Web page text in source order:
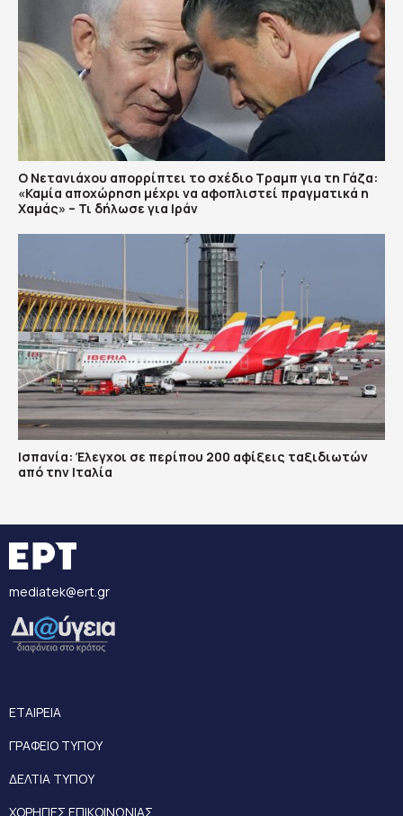
Ο Νετανιάχου απορρίπτει το σχέδιο Τραμπ για τη Γάζα:
«Καμία αποχώρηση μέχρι να αφοπλιστεί πραγματικά η
Χαμάς» – Τι δήλωσε για Ιράν
Ισπανία: Έλεγχοι σε περίπου 200 αφίξεις ταξιδιωτών
από την Ιταλία
mediatek@ert.gr
ΕΤΑΙΡΕΙΑ
ΓΡΑΦΕΙΟ ΤΥΠΟΥ
ΔΕΛΤΙΑ ΤΥΠΟΥ
ΧΟΡΗΓΙΕΣ ΕΠΙΚΟΙΝΩΝΙΑΣ